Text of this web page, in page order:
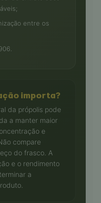
entre os
importa?
da própolis pode
a manter maior
e
compare
do frasco. A
e o rendimento
a